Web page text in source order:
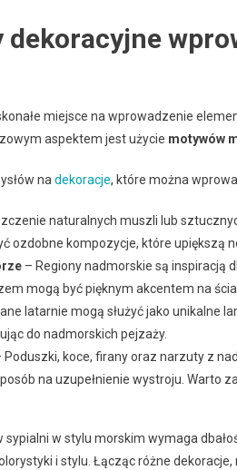
miejsce na wprowadzenie
aspektem jest użycie motywów
na dekoracje, które można
naturalnych muszli lub
ozdobne kompozycje, które upiększą
– Regiony nadmorskie są inspiracją
mogą być pięknym akcentem na
latarnie mogą służyć jako unikalne
do nadmorskich pejzaży.
Poduszki, koce, firany oraz narzuty z
na uzupełnienie wystroju. Warto
w stylu morskim wymaga
i stylu. Łącząc różne